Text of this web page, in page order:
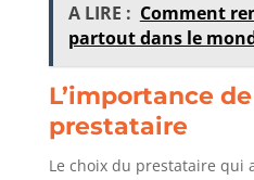
A LIRE : Comment
partout dans le
L’importance
prestataire
Le choix du prestataire qui